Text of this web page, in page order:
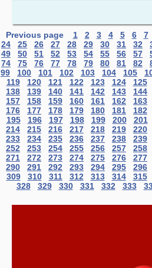
Previous page 1 2 3 4 5 6 7
24
25 26 27 28 29 30 31 32
49
50 51 52 53 54 55 56 57
74
75 76 77 78 79 80 81 82
99
100 101 102 103 104 105
119
120 121 122 123 124 125
138
139 140 141 142 143 144
157
158 159 160 161 162 163
176
177 178 179 180 181 182
195
196 197 198 199 200 201
214
215 216 217 218 219 220
233
234 235 236 237 238 239
252
253 254 255 256 257 258
271
272 273 274 275 276 277
290
291 292 293 294 295 296
309
310 311 312 313 314 315
328
329 330 331 332 333